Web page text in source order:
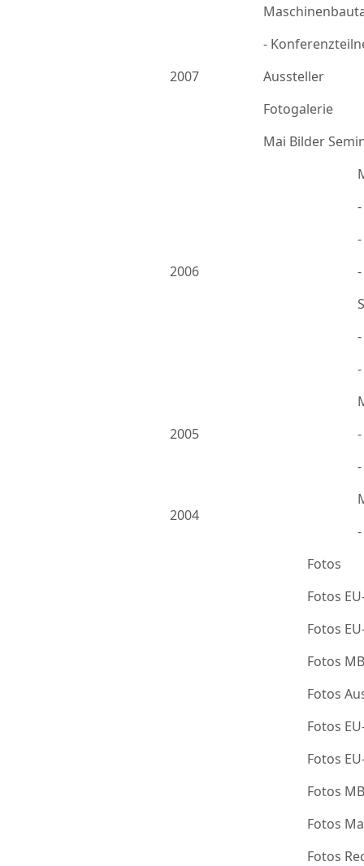
2007
-
Aussteller
Fotogalerie
Mai Bilder
2006
2005
2004
Fotos
Fotos
Fotos
Fotos
Fotos
Fotos
Fotos
Fotos
Fotos
Fotos